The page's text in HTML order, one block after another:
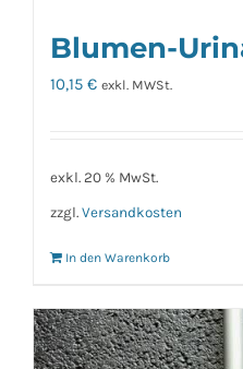
Blumen-
10,15 € exkl. MWSt.
exkl. 20 % MwSt.
zzgl. Versandkosten
In den Warenkorb